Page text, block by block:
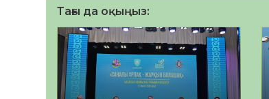
Тағы да оқыңыз: